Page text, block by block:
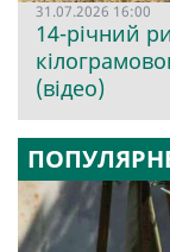
31.07.2026 16:00
14-річний
(відео)